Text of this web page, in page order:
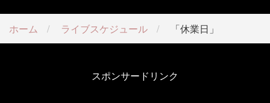
ホーム ライブスケジュール 「休業日」
スポンサードリンク